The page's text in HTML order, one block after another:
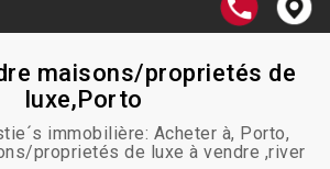
maisons/proprietés de
luxe,Porto
immobilière: Acheter à, Porto,
proprietés de luxe à vendre ,river